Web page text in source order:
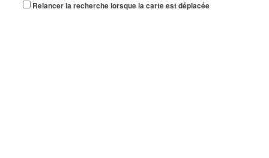
Relancer la recherche lorsque la carte est déplacée